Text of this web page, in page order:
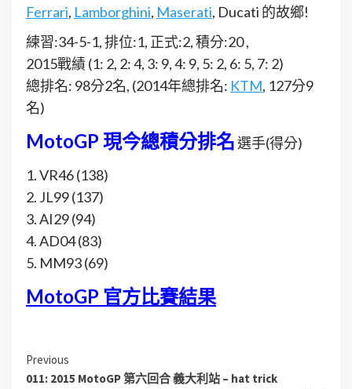
Ferrari, Lamborghini, Maserati, Ducati 的故鄉!
練習:34-5-1, 排位:1, 正式:2, 積分:20 ,
2015戰績 (1: 2, 2: 4, 3: 9, 4: 9, 5: 2, 6: 5, 7: 2)
總排名: 98分2名, (2014年總排名: KTM, 127分9
名)
MotoGP 現今總積分排名選手(得分)
1. VR46 (138)
2. JL99 (137)
3. AI29 (94)
4. AD04 (83)
5. MM93 (69)
MotoGP 官方比賽結果
Previous
011: 2015 MotoGP 第六回合 義大利站 – hat trick